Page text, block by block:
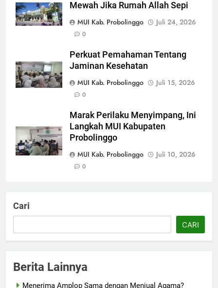
Mewah Jika Rumah Allah Sepi
MUI Kab. Probolinggo
Juli 24, 2026
0
Perkuat Pemahaman Tentang
Jaminan Kesehatan
MUI Kab. Probolinggo
Juli 15, 2026
0
Marak Perilaku Menyimpang, Ini
Langkah MUI Kabupaten
Probolinggo
MUI Kab. Probolinggo
Juli 10, 2026
0
Cari
CARI
Berita Lainnya
Menerima Amplop Sama dengan Menjual Agama?